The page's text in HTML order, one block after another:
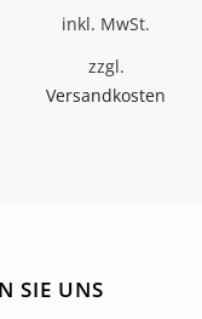
war:
€ 16,80
inkl. MwSt.
zzgl.
Versandkosten
SIE UNS